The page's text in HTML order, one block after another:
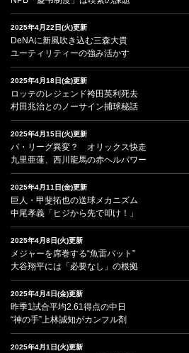
2025年4月22日(火)更新
DeNAに新風吹き込む三森大貴
ユーティリティーの強み活かす
2025年4月18日(金)更新
ロッテのレジェンド袴田英利死去
村田兆治とのノーサイン捕球秘話
2025年4月15日(火)更新
パ・リーグ異変？ オリックス快走
九里亜蓮、西川龍馬の赤ヘルパワー
2025年4月11日(金)更新
巨人・甲斐拓也の送球メカニズム
中尾孝義「ヒジから先で叩け！」
2025年4月8日(火)更新
メジャーを席巻する“魚雷バット”
大谷翔平には「必要なし」の根拠
2025年4月4日(金)更新
昨季1試合平均2.61得点の中日
“神の手”上林誠知がカンフル剤
2025年4月1日(火)更新